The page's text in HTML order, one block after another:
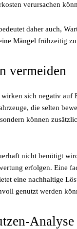
verursachen
daher auch,
Mängel frühzeitig zu
vermeiden
sich negativ auf
die selten
können
nicht benötigt
erfolgen. Eine
eine nachhaltige
genutzt werden
Analyse